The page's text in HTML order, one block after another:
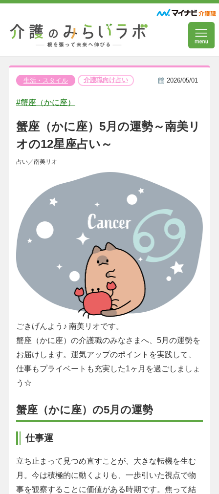
生活・スタイル 介護職向け占い 2026/05/01
#蟹座（かに座）
蟹座（かに座）5月の運勢～南美リ
オの12星座占い～
占い／南美リオ
ごきげんよう♪ 南美リオです。
蟹座（かに座）の介護職のみなさまへ、5月の運勢を
お届けします。運気アップのポイントを実践して、
仕事もプライベートも充実した1ヶ月を過ごしましょ
う☆
蟹座（かに座）の5月の運勢
仕事運
立ち止まって見つめ直すことが、大きな転機を生む
月。今は積極的に動くよりも、一歩引いた視点で物
事を観察することに価値がある時期です。焦って結